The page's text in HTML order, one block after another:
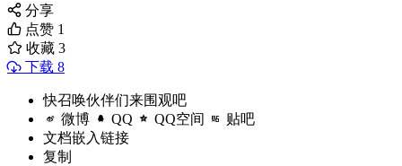
分享
点赞 1
收藏 3
下载 8
快召唤伙伴们来围观吧
微博 QQ QQ空间 贴吧
文档嵌入链接
复制